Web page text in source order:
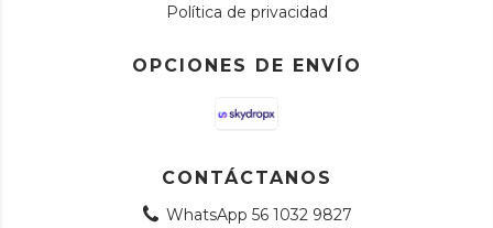
Política de privacidad
OPCIONES DE ENVÍO
CONTÁCTANOS
WhatsApp 56 1032 9827